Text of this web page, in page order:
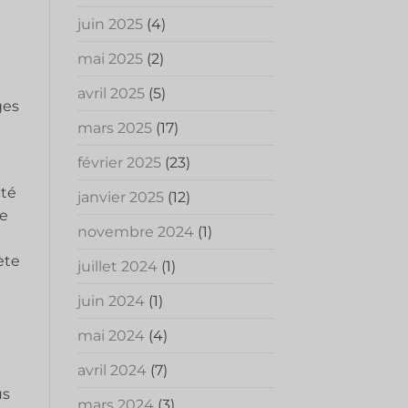
juin 2025(4)
mai 2025(2)
avril 2025(5)
mars 2025(17)
février 2025(23)
janvier 2025(12)
novembre 2024(1)
juillet 2024(1)
juin 2024(1)
mai 2024(4)
avril 2024(7)